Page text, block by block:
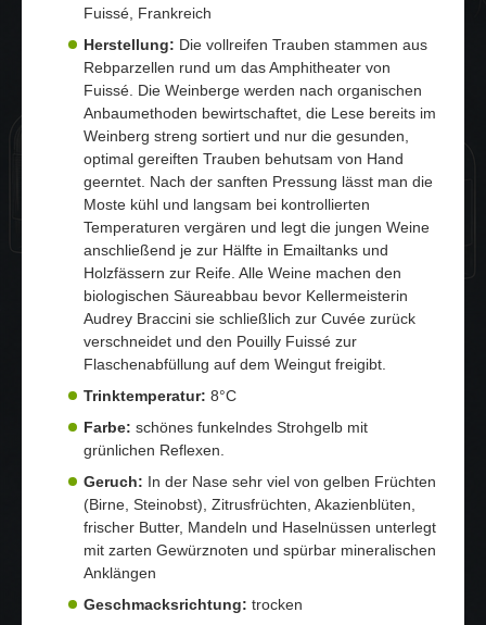
Fuissé, Frankreich
Herstellung: Die vollreifen Trauben stammen aus
Rebparzellen rund um das Amphitheater von
Fuissé. Die Weinberge werden nach organischen
Anbaumethoden bewirtschaftet, die Lese bereits im
Weinberg streng sortiert und nur die gesunden,
optimal gereiften Trauben behutsam von Hand
geerntet. Nach der sanften Pressung lässt man die
Moste kühl und langsam bei kontrollierten
Temperaturen vergären und legt die jungen Weine
anschließend je zur Hälfte in Emailtanks und
Holzfässern zur Reife. Alle Weine machen den
biologischen Säureabbau bevor Kellermeisterin
Audrey Braccini sie schließlich zur Cuvée zurück
verschneidet und den Pouilly Fuissé zur
Flaschenabfüllung auf dem Weingut freigibt.
Trinktemperatur: 8°C
Farbe: schönes funkelndes Strohgelb mit
grünlichen Reflexen.
Geruch: In der Nase sehr viel von gelben Früchten
(Birne, Steinobst), Zitrusfrüchten, Akazienblüten,
frischer Butter, Mandeln und Haselnüssen unterlegt
mit zarten Gewürznoten und spürbar mineralischen
Anklängen
Geschmacksrichtung: trocken